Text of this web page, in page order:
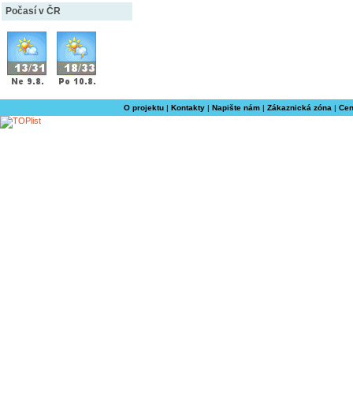
Počasí v ČR
O projektu| Kontakty| Napište nám| Zákaznická zóna |